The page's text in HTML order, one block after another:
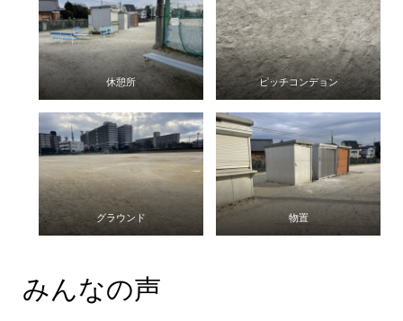
休憩所 ピッチコンデョン
グラウンド 物置
みんなの声